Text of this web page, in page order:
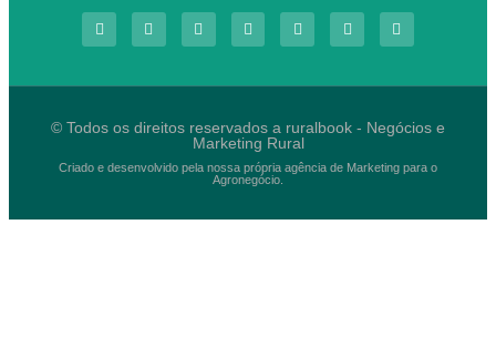
© Todos os direitos reservados a ruralbook - Negócios e
Marketing Rural
Criado e desenvolvido pela nossa própria agência de Marketing para o
Agronegócio.